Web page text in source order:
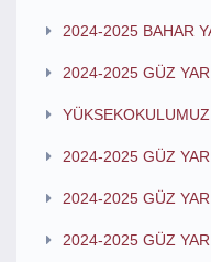
2024-2025 BAHAR
2024-2025 GÜZ
2024-2025 GÜZ
2024-2025 GÜZ
2024-2025 GÜZ